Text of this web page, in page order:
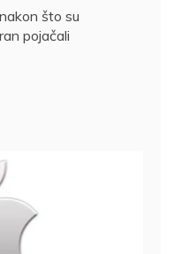
što su
pojačali